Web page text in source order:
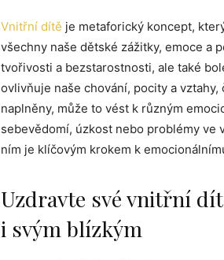
Vnitřní dítě je metaforický koncept,
všechny naše dětské zážitky, emoce a
tvořivosti a bezstarostnosti, ale také
ovlivňuje naše chování, pocity a
naplněny, může to vést k různým
sebevědomí, úzkost nebo problémy ve
ním je klíčovým krokem k
Uzdravte své vnitřní
i svým blízkým